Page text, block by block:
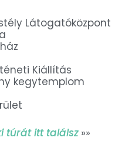
Látogatóközpont
Kiállítás
kegytemplom
túrát itt találsz »»